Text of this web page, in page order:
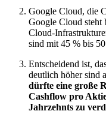
Google Cloud, die
Google Cloud steht
Cloud-
sind mit 45 % bis
Entscheidend ist,
deutlich höher sind
dürfte eine große
Cashflow pro
Jahrzehnts zu